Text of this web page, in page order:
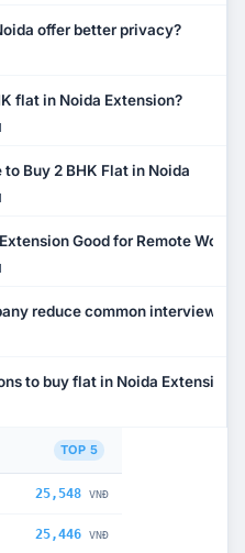
offer better privacy?
flat in Noida Extension?
Buy 2 BHK Flat in Noida
Good for Remote Work?
reduce common interview
to buy flat in Noida Extension?
TOP 5
25,548 VNĐ
25,446 VNĐ